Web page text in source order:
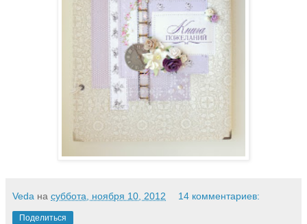
Veda на суббота, ноября 10, 2012 14 комментариев:
Поделиться